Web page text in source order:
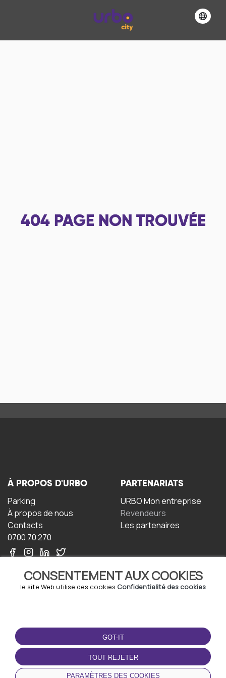
404 PAGE NON TROUVÉE
CONSENTEMENT AUX COOKIES
le site Web utilise des cookies Confidentialité des cookies
GOT-IT
TOUT REJETER
PARAMÈTRES DES COOKIES
À PROPOS D'URBO
Parking
À propos de nous
Contacts
0700 70 270
PARTENARIATS
URBO Mon entreprise
Revendeurs
Les partenaires
TERMS-OF-USE
Termes et conditions
Politique de confidentialité
Politique relative aux
cookies
TÉLÉCHARGEZ
L'APPLICATION